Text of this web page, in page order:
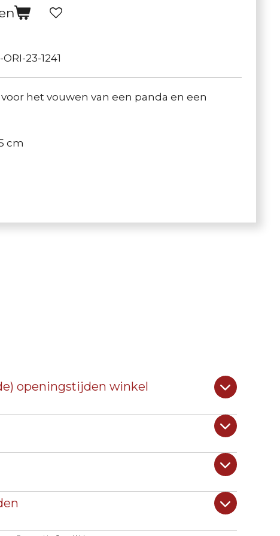
ORI-23-1241
het vouwen van een panda en een
cm
openingstijden winkel